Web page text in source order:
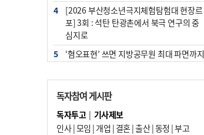
4
[2026 부산청소년극지체험탐험대 현장르
포] 3회 : 석탄 탄광촌에서 북극 연구의 중
심지로
5
‘혐오표현’ 쓰면 지방공무원 최대 파면까지
담 메모 제출
7
[속보] 부산·김해·울주 ‘경계 단계’…전국
48개 시군 가뭄
독자참여 게시판
독자투고| 기사제보
인사|모임 | 개업 | 결혼|출산|동정 |부고